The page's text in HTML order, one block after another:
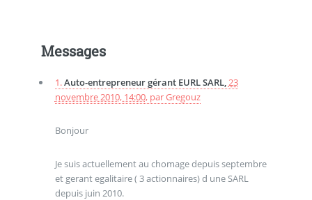
Messages
1.Auto-entrepreneur gérant EURL SARL,23
novembre 2010, 14:00, parGregouz
Bonjour
Je suis actuellement au chomage depuis septembre
et gerant egalitaire ( 3 actionnaires) d une SARL
depuis juin 2010.